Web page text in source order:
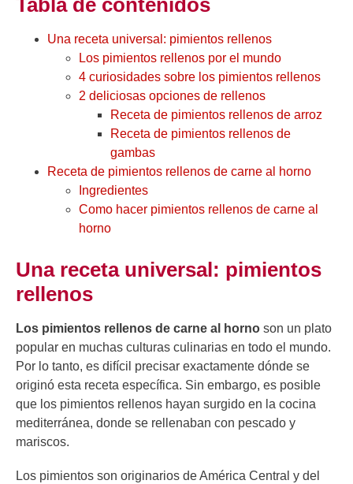
Una receta universal: pimientos rellenos
Los pimientos rellenos por el mundo
4 curiosidades sobre los pimientos rellenos
2 deliciosas opciones de rellenos
Receta de pimientos rellenos de arroz
Receta de pimientos rellenos de
gambas
Receta de pimientos rellenos de carne al horno
Ingredientes
Como hacer pimientos rellenos de carne al
horno
Una receta universal: pimientos
rellenos
Los pimientos rellenos de carne al horno son un plato
popular en muchas culturas culinarias en todo el mundo.
Por lo tanto, es difícil precisar exactamente dónde se
originó esta receta específica. Sin embargo, es posible
que los pimientos rellenos hayan surgido en la cocina
mediterránea, donde se rellenaban con pescado y
mariscos.
Los pimientos son originarios de América Central y del